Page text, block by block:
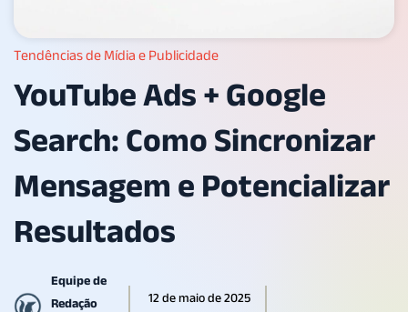
Tendências de Mídia e Publicidade
YouTube Ads + Google
Search: Como Sincronizar
Mensagem e Potencializar
Resultados
Equipe de
Redação
12 de maio de 2025